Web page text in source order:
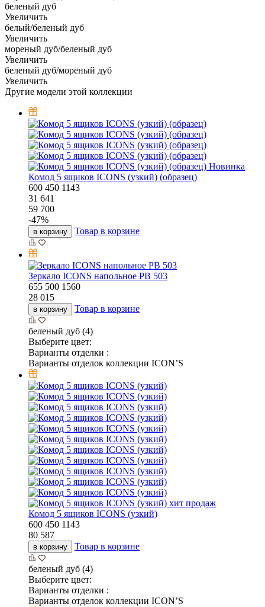
беленый дуб
Увеличить
белый/беленый дуб
Увеличить
мореный дуб/беленый дуб
Увеличить
беленый дуб/мореный дуб
Увеличить
Другие модели этой коллекции
Новинка
Комод 5 ящиков ICONS (узкий) (образец)
600 450 1143
31 641
59 700
-47%
в корзину Товар в корзине
Зеркало ICONS напольное РВ 503
655 500 1560
28 015
в корзину Товар в корзине
беленый дуб (4)
Выберите цвет:
Варианты отделки :
Варианты отделок коллекции ICON’S
хит продаж
Комод 5 ящиков ICONS (узкий)
600 450 1143
80 587
в корзину Товар в корзине
беленый дуб (4)
Выберите цвет:
Варианты отделки :
Варианты отделок коллекции ICON’S